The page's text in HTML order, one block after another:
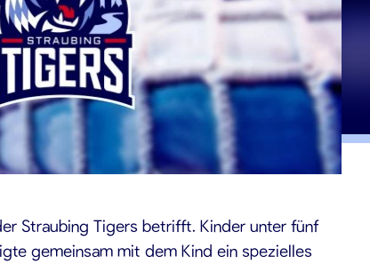
Straubing Tigers betrifft. Kinder unter fünf
gemeinsam mit dem Kind ein spezielles